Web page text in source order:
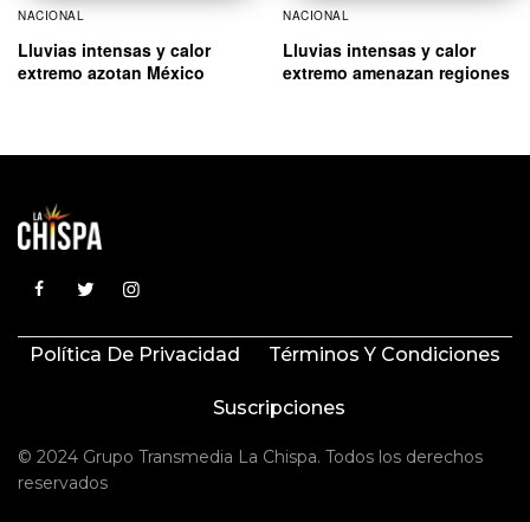
NACIONAL
Lluvias intensas y calor
extremo azotan México
NACIONAL
Lluvias intensas y calor
extremo amenazan regiones
Política De Privacidad Términos Y Condiciones
Suscripciones
© 2024 Grupo Transmedia La Chispa. Todos los derechos
reservados